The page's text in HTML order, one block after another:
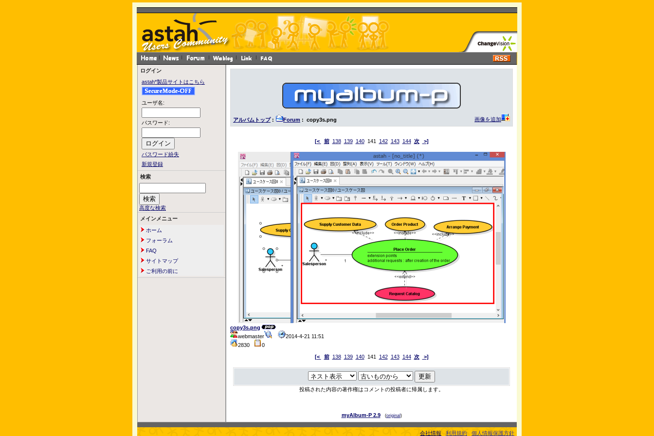
ログイン
astah*製品サイトはこちら
ユーザ名:
パスワード:
パスワード紛失
新規登録
検索
高度な検索
メインメニュー
ホーム
フォーラム
FAQ
サイトマップ
ご利用の前に
アルバムトップ: Forum : copy3s.png 画像を追加
[< 前 138 139 140141 142 143 144 次 >]
copy3s.png
webmaster
2014-4-21 11:51
2830
0
[<
前 138 139 140141 142 143 144 次 >]
投稿された内容の著作権はコメントの投稿者に帰属します。
myAlbum-P 2.9 (original )
会社情報 利用規約 個人情報保護方針